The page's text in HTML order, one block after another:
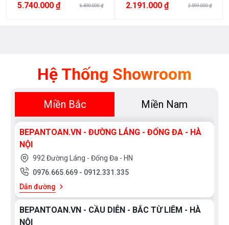
5.740.000 ₫ 6.490.000 ₫ 2.191.000 ₫ 2.599.000 ₫
Hệ Thống Showroom
Miền Bắc Miền Nam
BEPANTOAN.VN - ĐƯỜNG LÁNG - ĐỐNG ĐA - HÀ
NỘI
992 Đường Láng - Đống Đa - HN
0976.665.669 - 0912.331.335
Dẫn đường
BEPANTOAN.VN - CẦU DIỄN - BẮC TỪ LIÊM - HÀ
NỘI